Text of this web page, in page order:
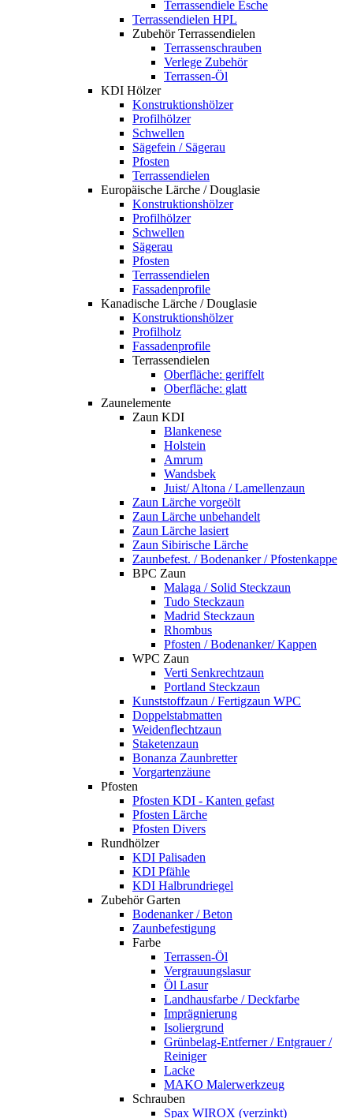
Terrassendiele Esche
Terrassendielen HPL
Zubehör Terrassendielen
Terrassenschrauben
Verlege Zubehör
Terrassen-Öl
KDI Hölzer
Konstruktionshölzer
Profilhölzer
Schwellen
Sägefein / Sägerau
Pfosten
Terrassendielen
Europäische Lärche / Douglasie
Konstruktionshölzer
Profilhölzer
Schwellen
Sägerau
Pfosten
Terrassendielen
Fassadenprofile
Kanadische Lärche / Douglasie
Konstruktionshölzer
Profilholz
Fassadenprofile
Terrassendielen
Oberfläche: geriffelt
Oberfläche: glatt
Zaunelemente
Zaun KDI
Blankenese
Holstein
Amrum
Wandsbek
Juist/ Altona / Lamellenzaun
Zaun Lärche vorgeölt
Zaun Lärche unbehandelt
Zaun Lärche lasiert
Zaun Sibirische Lärche
Zaunbefest. / Bodenanker / Pfostenkappe
BPC Zaun
Malaga / Solid Steckzaun
Tudo Steckzaun
Madrid Steckzaun
Rhombus
Pfosten / Bodenanker/ Kappen
WPC Zaun
Verti Senkrechtzaun
Portland Steckzaun
Kunststoffzaun / Fertigzaun WPC
Doppelstabmatten
Weidenflechtzaun
Staketenzaun
Bonanza Zaunbretter
Vorgartenzäune
Pfosten
Pfosten KDI - Kanten gefast
Pfosten Lärche
Pfosten Divers
Rundhölzer
KDI Palisaden
KDI Pfähle
KDI Halbrundriegel
Zubehör Garten
Bodenanker / Beton
Zaunbefestigung
Farbe
Terrassen-Öl
Vergrauungslasur
Öl Lasur
Landhausfarbe / Deckfarbe
Imprägnierung
Isoliergrund
Grünbelag-Entferner / Entgrauer /
Reiniger
Lacke
MAKO Malerwerkzeug
Schrauben
Spax WIROX (verzinkt)